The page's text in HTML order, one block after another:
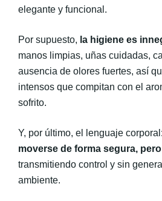
elegante y funcional.
Por supuesto, la higiene es
manos limpias, uñas cuidadas,
ausencia de olores fuertes, así
intensos que compitan con el
sofrito.
Y, por último, el lenguaje
moverse de forma segura,
transmitiendo control y sin
ambiente.